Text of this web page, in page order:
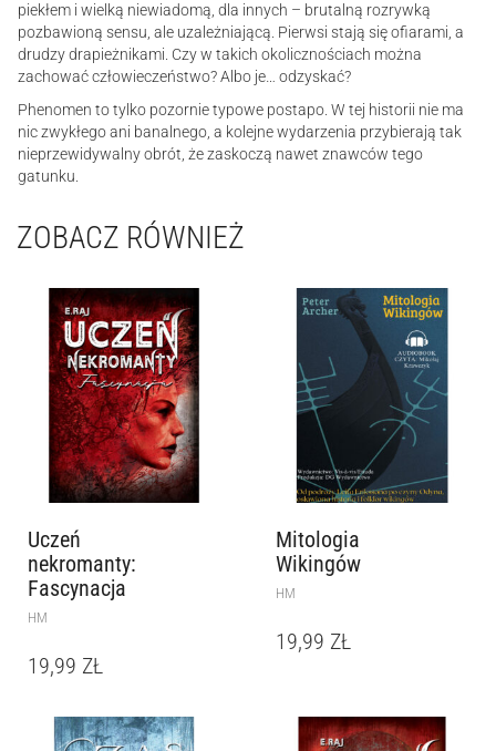
piekłem i wielką niewiadomą, dla innych – brutalną rozrywką
pozbawioną sensu, ale uzależniającą. Pierwsi stają się ofiarami, a
drudzy drapieżnikami. Czy w takich okolicznościach można
zachować człowieczeństwo? Albo je… odzyskać?
Phenomen to tylko pozornie typowe postapo. W tej historii nie ma
nic zwykłego ani banalnego, a kolejne wydarzenia przybierają tak
nieprzewidywalny obrót, że zaskoczą nawet znawców tego
gatunku.
ZOBACZ RÓWNIEŻ
Uczeń
nekromanty:
Fascynacja
HM
19,99 ZŁ
Mitologia
Wikingów
HM
19,99 ZŁ